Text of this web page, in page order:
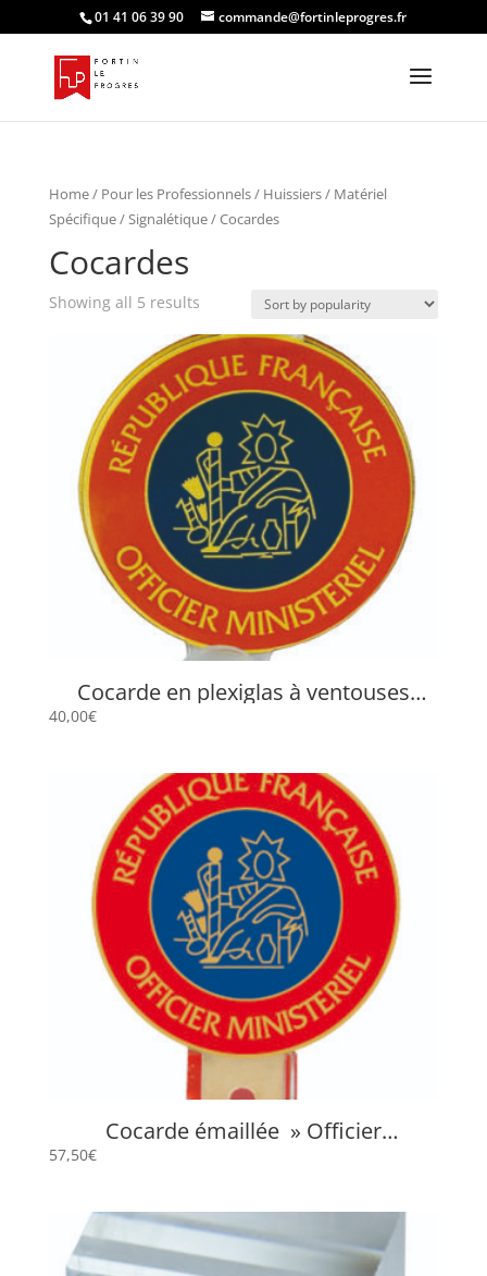
01 41 06 39 90 commande@fortinleprogres.fr
Home/ Pour les Professionnels/ Huissiers/ Matériel
Spécifique / Signalétique/ Cocardes
Cocardes
Showing all 5 results
Cocarde en plexiglas à ventouses
« Officier Ministériel » VOM-1
40,00€
Cocarde émaillée » Officier
57,50€